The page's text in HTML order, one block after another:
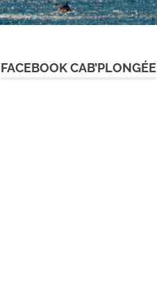
FACEBOOK CAB’PLONGÉE